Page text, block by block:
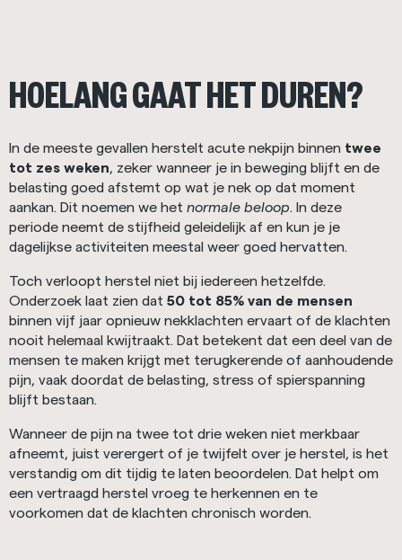
HOELANG GAAT HET DUREN?
In de meeste gevallen herstelt acute nekpijn binnen twee
tot zes weken, zeker wanneer je in beweging blijft en de
belasting goed afstemt op wat je nek op dat moment
aankan. Dit noemen we het normale beloop. In deze
periode neemt de stijfheid geleidelijk af en kun je je
dagelijkse activiteiten meestal weer goed hervatten.
Toch verloopt herstel niet bij iedereen hetzelfde.
Onderzoek laat zien dat 50 tot 85% van de mensen
binnen vijf jaar opnieuw nekklachten ervaart of de klachten
nooit helemaal kwijtraakt. Dat betekent dat een deel van de
mensen te maken krijgt met terugkerende of aanhoudende
pijn, vaak doordat de belasting, stress of spierspanning
blijft bestaan.
Wanneer de pijn na twee tot drie weken niet merkbaar
afneemt, juist verergert of je twijfelt over je herstel, is het
verstandig om dit tijdig te laten beoordelen. Dat helpt om
een vertraagd herstel vroeg te herkennen en te
voorkomen dat de klachten chronisch worden.